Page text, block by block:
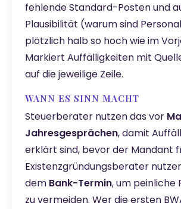
fehlende Standard-Posten und
Plausibilität (warum sind
plötzlich halb so hoch wie im
Markiert Auffälligkeiten mit
auf die jeweilige Zeile.
WANN ES SINN MACHT
Steuerberater nutzen das vor
Jahresgesprächen, damit
erklärt sind, bevor der Mandant
Existenzgründungsberater
dem Bank-Termin, um peinliche
zu vermeiden. Wer die ersten